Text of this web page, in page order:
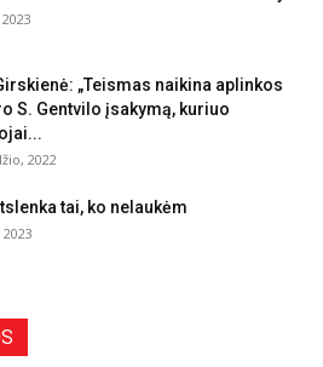
„Teismas naikina aplinkos
S. Gentvilo įsakymą, kuriuo
2022
tai, ko nelaukėm